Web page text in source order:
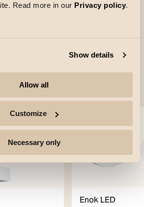
Read more in our Privacy policy.
Show details
Allow all
Customize
Necessary only
Enok LED